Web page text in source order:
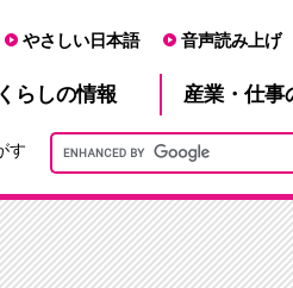
やさしい日本語 音声読み上げ
くらしの情報 産業・仕事
す